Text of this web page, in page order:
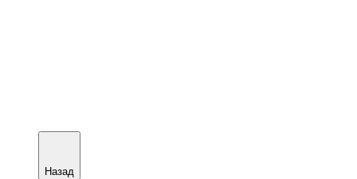
Назад